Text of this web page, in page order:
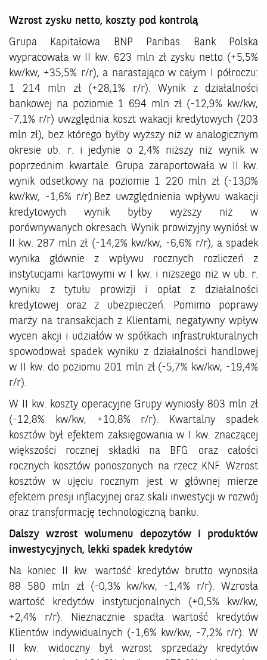
Wzrost zysku netto, koszty pod kontrolą
Grupa Kapitałowa BNP Paribas Bank Polska
wypracowała w II kw. 623 mln zł zysku netto (+5,5%
kw/kw, +35,5% r/r), a narastająco w całym I półroczu:
1 214 mln zł (+28,1% r/r). Wynik z działalności
bankowej na poziomie 1 694 mln zł (-12,9% kw/kw,
-7,1% r/r) uwzględnia koszt wakacji kredytowych (203
mln zł), bez którego byłby wyższy niż w analogicznym
okresie ub. r. i jedynie o 2,4% niższy niż wynik w
poprzednim kwartale. Grupa zaraportowała w II kw.
wynik odsetkowy na poziomie 1 220 mln zł (-13,0%
kw/kw, -1,6% r/r).Bez uwzględnienia wpływu wakacji
kredytowych wynik byłby wyższy niż w
porównywanych okresach. Wynik prowizyjny wyniósł w
II kw. 287 mln zł (-14,2% kw/kw, -6,6% r/r), a spadek
wynika głównie z wpływu rocznych rozliczeń z
instytucjami kartowymi w I kw. i niższego niż w ub. r.
wyniku z tytułu prowizji i opłat z działalności
kredytowej oraz z ubezpieczeń. Pomimo poprawy
marży na transakcjach z Klientami, negatywny wpływ
wycen akcji i udziałów w spółkach infrastrukturalnych
spowodował spadek wyniku z działalności handlowej
w II kw. do poziomu 201 mln zł (-5,7% kw/kw, -19,4%
r/r).
W II kw. koszty operacyjne Grupy wyniosły 803 mln zł
(-12,8% kw/kw, +10,8% r/r). Kwartalny spadek
kosztów był efektem zaksięgowania w I kw. znaczącej
większości rocznej składki na BFG oraz całości
rocznych kosztów ponoszonych na rzecz KNF. Wzrost
kosztów w ujęciu rocznym jest w głównej mierze
efektem presji inflacyjnej oraz skali inwestycji w rozwój
oraz transformację technologiczną banku.
Dalszy wzrost wolumenu depozytów i produktów
inwestycyjnych, lekki spadek kredytów
Na koniec II kw. wartość kredytów brutto wynosiła
88 580 mln zł (-0,3% kw/kw, -1,4% r/r). Wzrosła
wartość kredytów instytucjonalnych (+0,5% kw/kw,
+2,4% r/r). Nieznacznie spadła wartość kredytów
Klientów indywidualnych (-1,6% kw/kw, -7,2% r/r). W
II kw. widoczny był wzrost sprzedaży kredytów